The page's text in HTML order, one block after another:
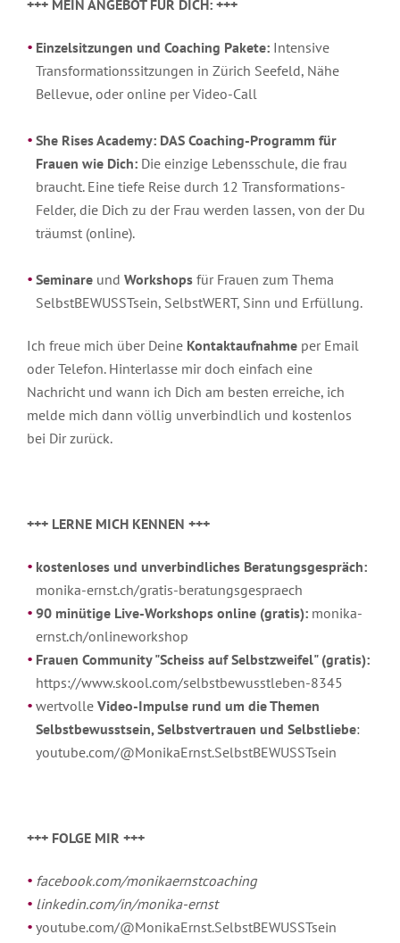
+++ MEIN ANGEBOT FÜR DICH: +++
Einzelsitzungen und Coaching Pakete: Intensive
Transformationssitzungen in Zürich Seefeld, Nähe
Bellevue, oder online per Video-Call
She Rises Academy: DAS Coaching-Programm für
Frauen wie Dich: Die einzige Lebensschule, die frau
braucht. Eine tiefe Reise durch 12 Transformations-
Felder, die Dich zu der Frau werden lassen, von der Du
träumst (online).
Seminare und Workshops für Frauen zum Thema
SelbstBEWUSSTsein, SelbstWERT, Sinn und Erfüllung.
Ich freue mich über Deine Kontaktaufnahme per Email
oder Telefon. Hinterlasse mir doch einfach eine
Nachricht und wann ich Dich am besten erreiche, ich
melde mich dann völlig unverbindlich und kostenlos
bei Dir zurück.
+++ LERNE MICH KENNEN +++
kostenloses und unverbindliches Beratungsgespräch:
monika-ernst.ch/gratis-beratungsgespraech
90 minütige Live-Workshops online (gratis): monika-
ernst.ch/onlineworkshop
Frauen Community "Scheiss auf Selbstzweifel" (gratis):
https://www.skool.com/selbstbewusstleben-8345
wertvolle Video-Impulse rund um die Themen
Selbstbewusstsein, Selbstvertrauen und Selbstliebe:
youtube.com/@MonikaErnst.SelbstBEWUSSTsein
+++ FOLGE MIR +++
facebook.com/monikaernstcoaching
linkedin.com/in/monika-ernst
youtube.com/@MonikaErnst.SelbstBEWUSSTsein